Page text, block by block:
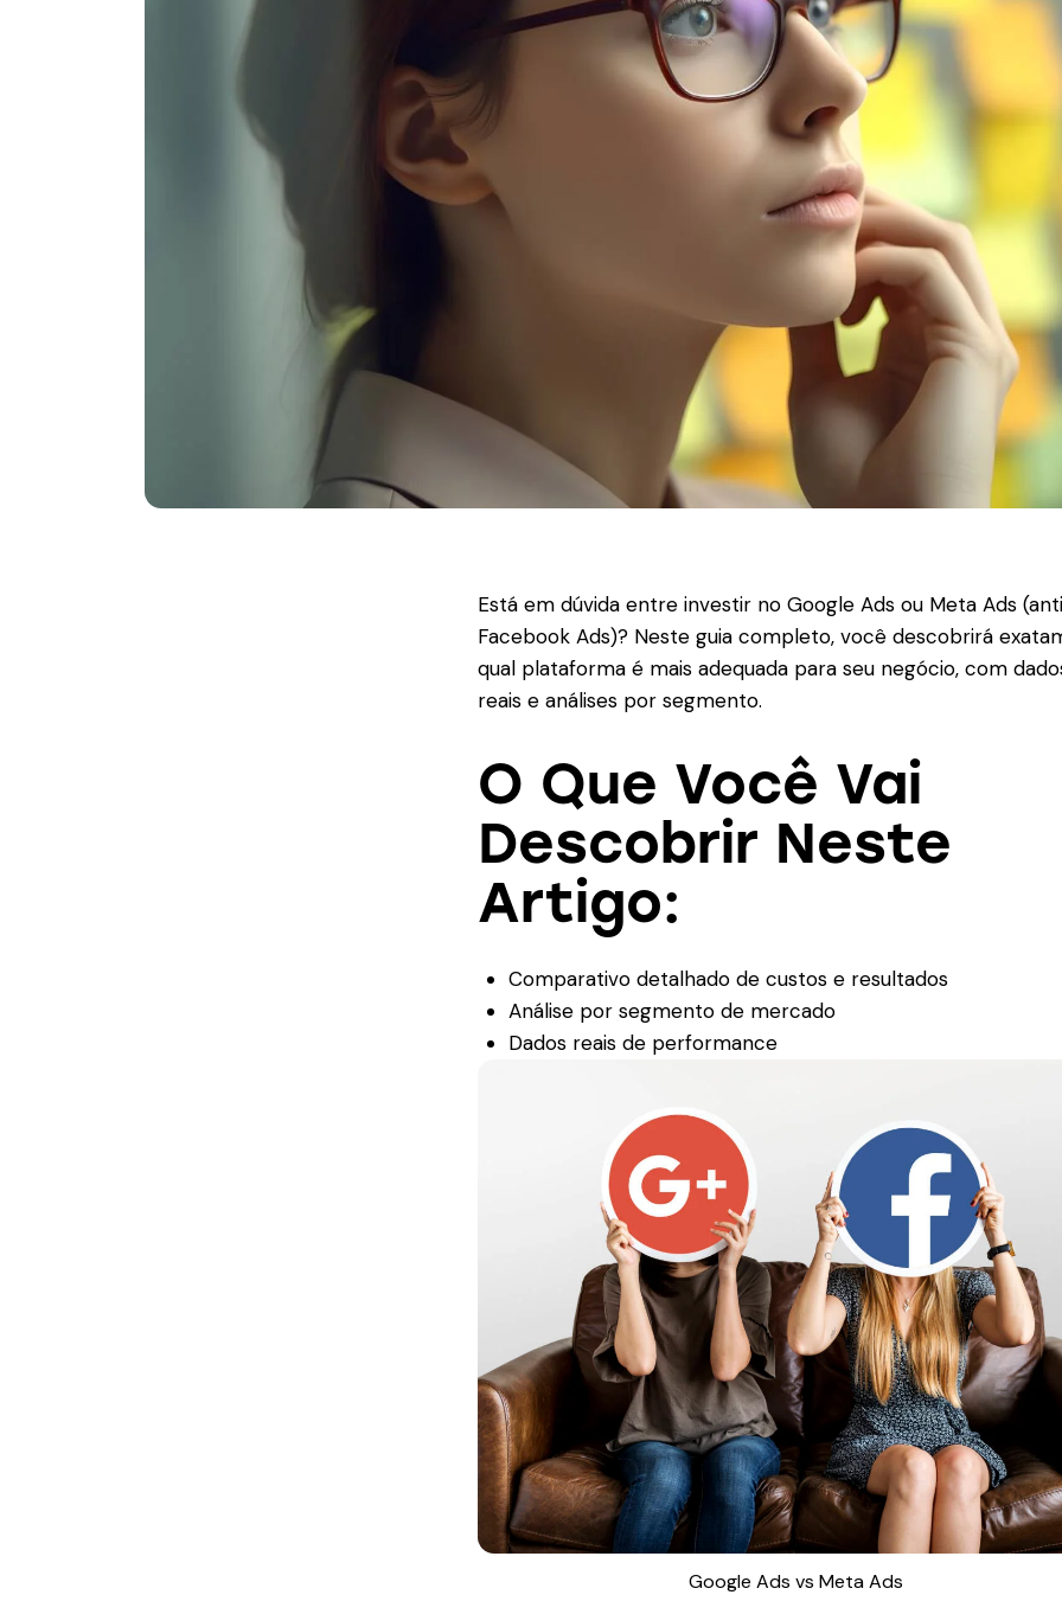
Está em dúvida entre investir no Google Ads ou Meta Ads
Facebook Ads)? Neste guia completo, você descobrirá
qual plataforma é mais adequada para seu negócio, com
reais e análises por segmento.
O Que Você Vai
Descobrir Neste
Artigo:
Comparativo detalhado de custos e resultados
Análise por segmento de mercado
Dados reais de performance
Google Ads vs Meta Ads